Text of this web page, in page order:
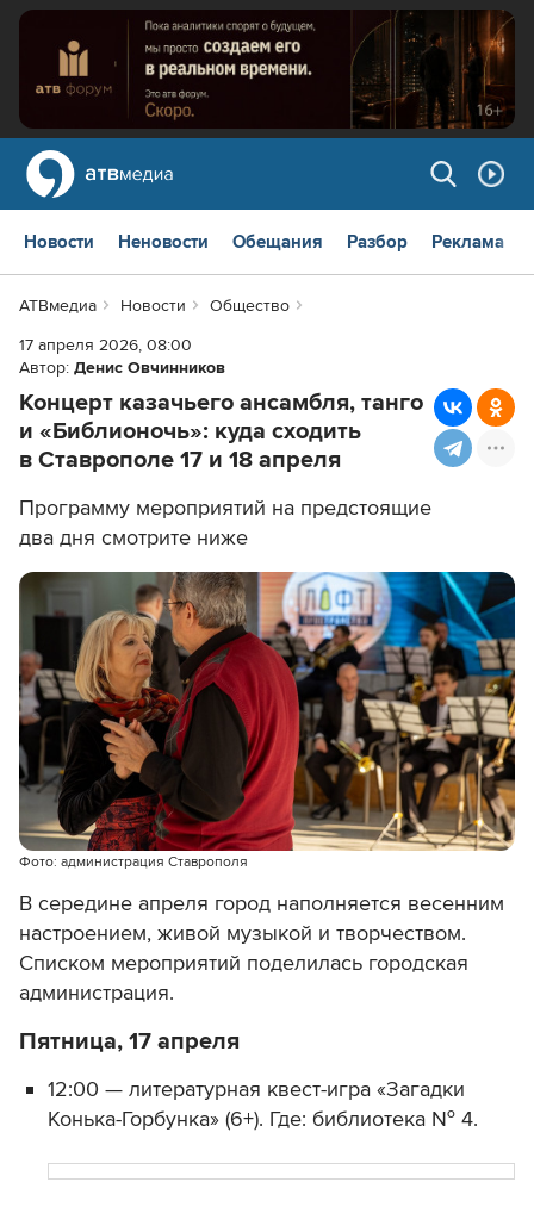
Новости Неновости Обещания Разбор Реклама
АТВмедиа Новости
Общество
17 апреля 2026, 08:00
Автор: Денис Овчинников
Концерт казачьего ансамбля, танго
и «Библионочь»: куда сходить
в Ставрополе 17 и 18 апреля
Программу мероприятий на предстоящие
два дня смотрите ниже
Фото: администрация Ставрополя
В середине апреля город наполняется весенним
настроением, живой музыкой и творчеством.
Списком мероприятий поделилась городская
администрация.
Пятница, 17 апреля
12:00 — литературная квест-игра «Загадки
Конька-Горбунка» (6+). Где: библиотека № 4.